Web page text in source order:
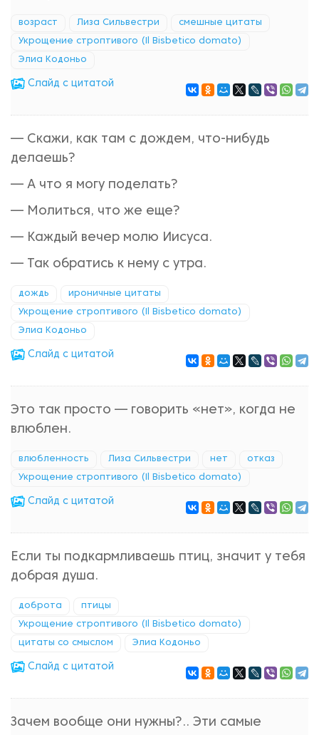
возраст Лиза Сильвестри смешные цитаты
Укрощение строптивого (Il Bisbetico domato)
Элиа Кодоньо
Cлайд с цитатой
— Скажи, как там с дождем, что-нибудь
делаешь?
— А что я могу поделать?
— Молиться, что же еще?
— Каждый вечер молю Иисуса.
— Так обратись к нему с утра.
дождь ироничные цитаты
Укрощение строптивого (Il Bisbetico domato)
Элиа Кодоньо
Cлайд с цитатой
Это так просто — говорить «нет», когда не
влюблен.
влюбленность Лиза Сильвестри нет отказ
Укрощение строптивого (Il Bisbetico domato)
Cлайд с цитатой
Если ты подкармливаешь птиц, значит у тебя
добрая душа.
доброта птицы
Укрощение строптивого (Il Bisbetico domato)
цитаты со смыслом Элиа Кодоньо
Cлайд с цитатой
Зачем вообще они нужны?.. Эти самые